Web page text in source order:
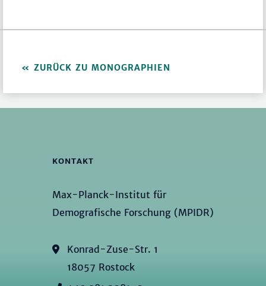
ZURÜCK ZU MONOGRAPHIEN
KONTAKT
Max-Planck-Institut für
Demografische Forschung (MPIDR)
Konrad-Zuse-Str. 1
18057 Rostock